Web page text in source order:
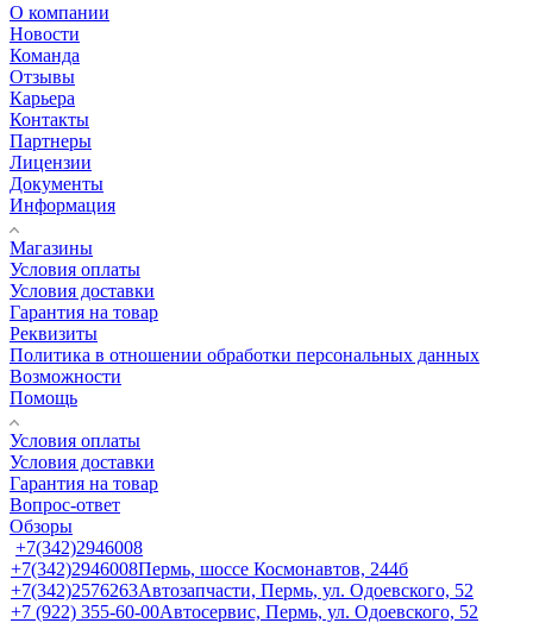
О компании
Новости
Команда
Отзывы
Карьера
Контакты
Партнеры
Лицензии
Документы
Информация
Магазины
Условия оплаты
Условия доставки
Гарантия на товар
Реквизиты
Политика в отношении обработки персональных данных
Возможности
Помощь
Условия оплаты
Условия доставки
Гарантия на товар
Вопрос-ответ
Обзоры
+7(342)2946008
+7(342)2946008Пермь, шоссе Космонавтов, 244б
+7(342)2576263Автозапчасти, Пермь, ул. Одоевского, 52
+7 (922) 355-60-00Автосервис, Пермь, ул. Одоевского, 52